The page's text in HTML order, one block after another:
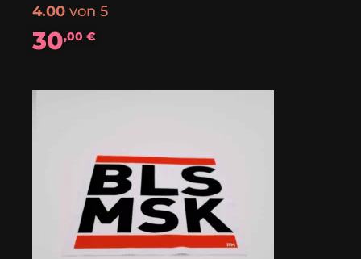
4.00 von 5
30,00€